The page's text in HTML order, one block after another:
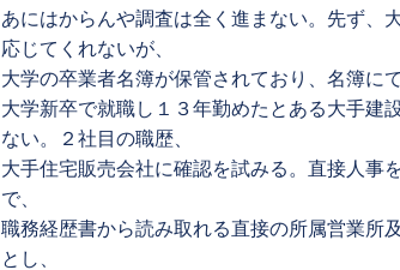
あにはからんや調査は全く進まない。先ず、
応じてくれないが、
大学の卒業者名簿が保管されており、名簿に
大学新卒で就職し１３年勤めたとある大手建
ない。２社目の職歴、
大手住宅販売会社に確認を試みる。直接人事
で、
職務経歴書から読み取れる直接の所属営業所
とし、